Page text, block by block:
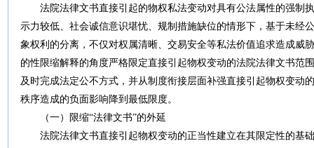
法院法律文书直接引起的物权私法变动对具有公法属性的强制
示力较低、社会诚信意识堪忧、规制措施缺位的情形下，基于未经
象权利的分离，不仅对权属清晰、交易安全等私法价值追求造成威
的性限缩解释的角度严格限定直接引起物权变动的法院法律文书范
及时完成法定公不方式，并从制度衔接层面补强直接引起物权变动
秩序造成的负面影响降到最低限度。
（一）限缩“法律文书”的外延
法院法律文书直接引起物权变动的正当性建立在其限定性的基